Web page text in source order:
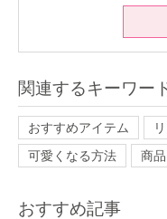
関連するキーワー
おすすめアイテム
可愛くなる方法
商
おすすめ記事